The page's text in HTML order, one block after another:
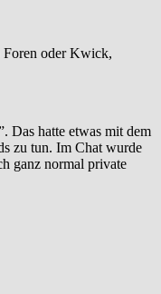
Foren oder Kwick,
Das hatte etwas mit dem
zu tun. Im Chat wurde
ganz normal private